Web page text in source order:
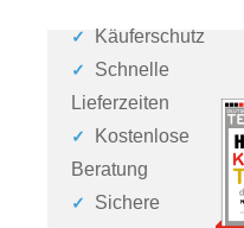
Käuferschutz
Schnelle
Lieferzeiten
Kostenlose
Beratung
Sichere